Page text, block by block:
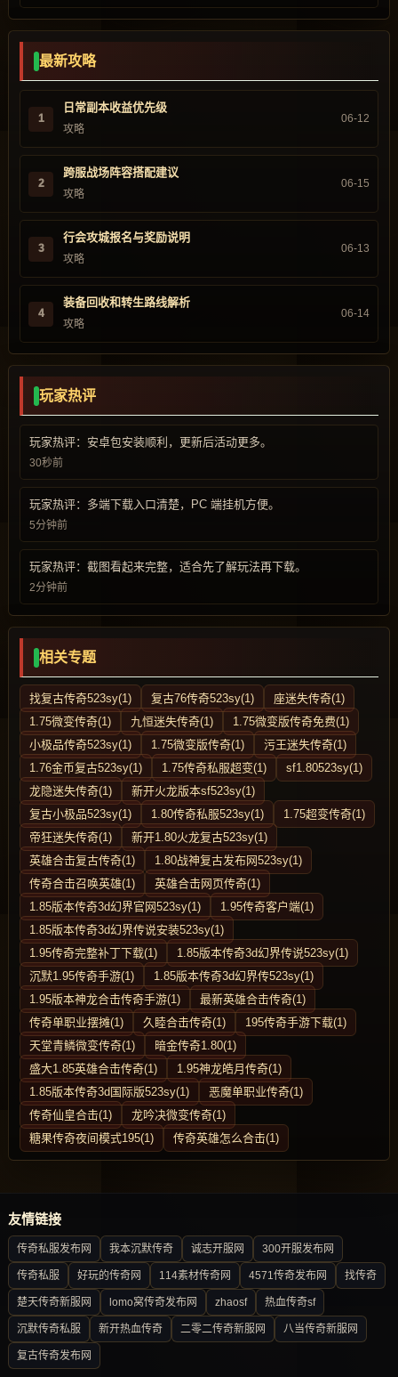
最新攻略
1
日常副本收益优先级
攻略
06-12
2
跨服战场阵容搭配建议
攻略
06-15
3
行会攻城报名与奖励说明
攻略
06-13
4
装备回收和转生路线解析
攻略
06-14
玩家热评
玩家热评：安卓包安装顺利，更新后活动更多。
30秒前
玩家热评：多端下载入口清楚，PC 端挂机方便。
5分钟前
玩家热评：截图看起来完整，适合先了解玩法再下载。
2分钟前
相关专题
找复古传奇523sy(1) 复古76传奇523sy(1)
座迷失传奇(1)
1.75微变传奇(1)
九恒迷失传奇(1)
1.75微变版传奇免费(1)
小极品传奇523sy(1)
1.75微变版传奇(1)
污王迷失传奇(1)
1.76金币复古523sy(1)
1.75传奇私服超变(1)
sf1.80523sy(1)
龙隐迷失传奇(1)
新开火龙版本sf523sy(1)
复古小极品523sy(1)
1.80传奇私服523sy(1)
1.75超变传奇(1)
帝狂迷失传奇(1)
新开1.80火龙复古523sy(1)
英雄合击复古传奇(1)
1.80战神复古发布网523sy(1)
传奇合击召唤英雄(1)
英雄合击网页传奇(1)
1.85版本传奇3d幻界官网523sy(1)
1.95传奇客户端(1)
1.85版本传奇3d幻界传说安装523sy(1)
1.95传奇完整补丁下载(1)
1.85版本传奇3d幻界传说523sy(1)
沉默1.95传奇手游(1)
1.85版本传奇3d幻界传523sy(1)
1.95版本神龙合击传奇手游(1)
最新英雄合击传奇(1)
传奇单职业摆摊(1)
久睦合击传奇(1)
195传奇手游下载(1)
天堂青鳞微变传奇(1)
暗金传奇1.80(1)
盛大1.85英雄合击传奇(1)
1.95神龙皓月传奇(1)
1.85版本传奇3d国际版523sy(1)
恶魔单职业传奇(1)
传奇仙皇合击(1)
龙吟决微变传奇(1)
糖果传奇夜间模式195(1)
传奇英雄怎么合击(1)
友情链接
传奇私服发布网 我本沉默传奇 诚志开服网 300开服发布网
传奇私服 好玩的传奇网 114素材传奇网 4571传奇发布网 找传奇
楚天传奇新服网 lomo窝传奇发布网 zhaosf 热血传奇sf
沉默传奇私服 新开热血传奇 二零二传奇新服网 八当传奇新服网
复古传奇发布网